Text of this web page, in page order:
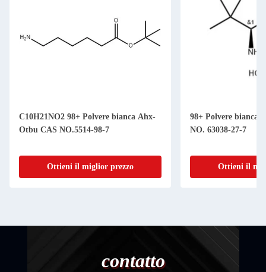
C10H21NO2 98+ Polvere bianca Ahx-
Otbu CAS NO.5514-98-7
Ottieni il miglior prezzo
98+ Polvere bianca
NO. 63038-27-7
Ottieni il
contatto